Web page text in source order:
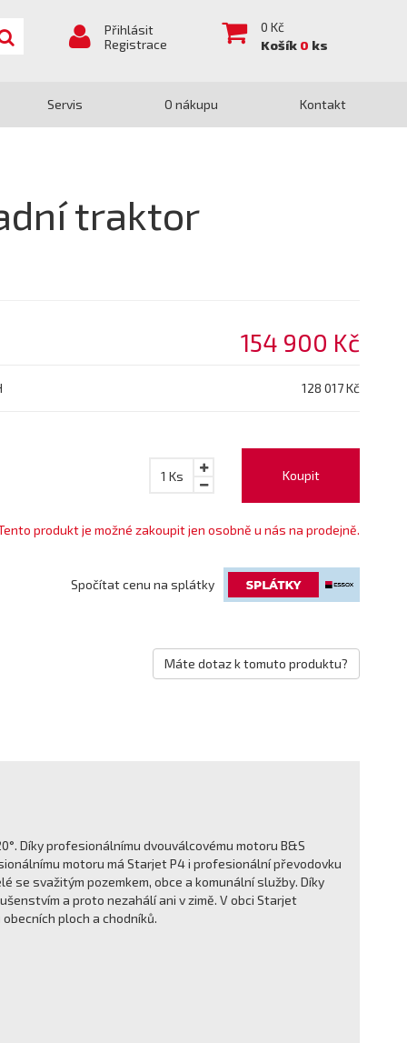
Přihlásit
Registrace
0 Kč
Košík 0 ks
Servis O nákupu Kontakt
traktor
154 900 Kč
128 017 Kč
Koupit
1 Ks
produkt je možné zakoupit jen osobně u nás na prodejně.
Spočítat cenu na splátky
Máte dotaz k tomuto produktu?
Díky profesionálnímu dvouválcovému motoru B&S
motoru má Starjet P4 i profesionální převodovku
se svažitým pozemkem, obce a komunální služby. Díky
a proto nezahálí ani v zimě. V obci Starjet
ploch a chodníků.